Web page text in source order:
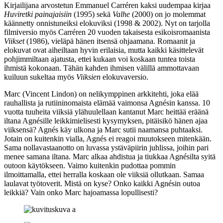
Kirjailijana arvostetun Emmanuel Carréren kaksi uudempaa kirjaa
Huviretki painajaisiin (1995) sekä Valhe (2000) on jo molemmat
käännetty onnistuneiksi elokuviksi (1998 & 2002). Nyt on tarjolla
filmiversio myös Carréren 20 vuoden takaisesta esikoisromaanista
Viikset(1986), vieläpä hänen itsensä ohjaamana. Romaanit ja
elokuvat ovat aiheiltaan hyvin erilaisia, mutta kaikki käsittelevät
pohjimmiltaan ajatusta, ettei kukaan voi koskaan tuntea toista
ihmistä kokonaan. Tähän kahden ihmisen välillä ammottavaan
kuiluun sukeltaa myös Viiksien elokuvaversio.
Marc (Vincent Lindon) on nelikymppinen arkkitehti, joka elää
rauhallista ja rutiininomaista elämää vaimonsa Agnésin kanssa. 10
vuotta tuuheita viiksiä ylähuulellaan kantanut Marc heittää eräänä
iltana Agnésille leikkimielisesti kysymyksen, pitäisikö hänen ajaa
viiksensä? Agnés käy ulkona ja Marc sutii naamansa puhtaaksi.
Jotain on kuitenkin vialla, Agnés ei reagoi muutokseen mitenkään.
Sama nollavastaanotto on luvassa ystäväpiirin juhlissa, joihin pari
menee samana iltana. Marc alkaa ahdistua ja tiukkaa Agnésilta syitä
outoon käytökseen. Vaimo kuitenkin pudottaa pommin
ilmoittamalla, ettei herralla koskaan ole viiksiä ollutkaan. Samaa
laulavat työtoverit. Mistä on kyse? Onko kaikki Agnésin outoa
leikkiä? Vain onko Marc hajoamassa lopullisesti?